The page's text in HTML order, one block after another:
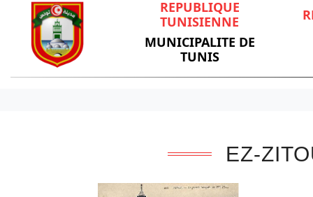
REPUBLIQUE
TUNISIENNE
MUNICIPALITE DE
TUNIS
EZ-